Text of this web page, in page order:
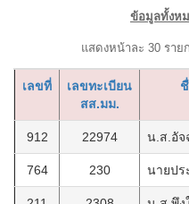
ข้อมูลทั้งหม
แสดงหน้าละ 30 รา
เลขที่
เลขทะเบียน
สส.มม.
912 22974 น.ส.อัจ
764 230 นายปร